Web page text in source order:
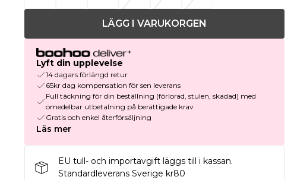
LÄGG I VARUKORGEN
Lyft din upplevelse
14 dagars förlängd retur
65kr dag kompensation för sen leverans
Full täckning för din beställning (förlorad, stulen, skadad) med
omedelbar utbetalning på berättigade krav
Gratis och enkel återförsäljning
Läs mer
EU tull- och importavgift läggs till i kassan.
Standardleverans Sverige kr80